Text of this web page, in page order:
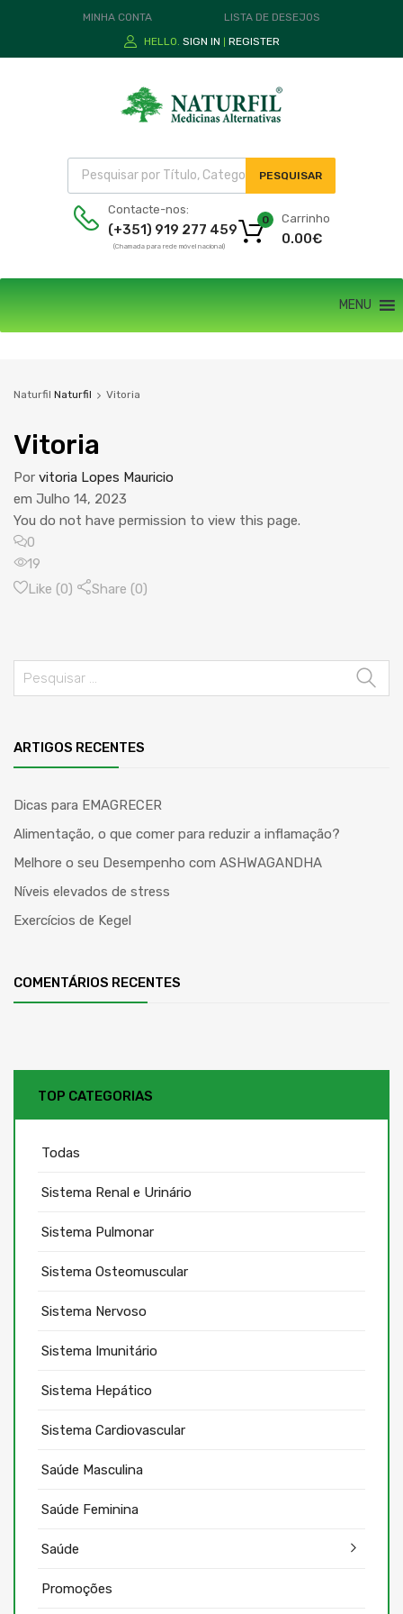
MINHA CONTA
LISTA DE DESEJOS
HELLO. SIGN IN REGISTER
PESQUISAR
Contacte-nos:
(+351) 919 277 459
(Chamada para rede móvel nacional)
Carrinho
0.00€
0
MENU
Naturfil Naturfil Vitoria
Vitoria
Por vitoria Lopes Mauricio
em Julho 14, 2023
You do not have permission to view this page.
0
19
Like (0) Share (0)
ARTIGOS RECENTES
Dicas para EMAGRECER
Alimentação, o que comer para reduzir a inflamação?
Melhore o seu Desempenho com ASHWAGANDHA
Níveis elevados de stress
Exercícios de Kegel
COMENTÁRIOS RECENTES
TOP CATEGORIAS
Todas
Sistema Renal e Urinário
Sistema Pulmonar
Sistema Osteomuscular
Sistema Nervoso
Sistema Imunitário
Sistema Hepático
Sistema Cardiovascular
Saúde Masculina
Saúde Feminina
Saúde
Promoções